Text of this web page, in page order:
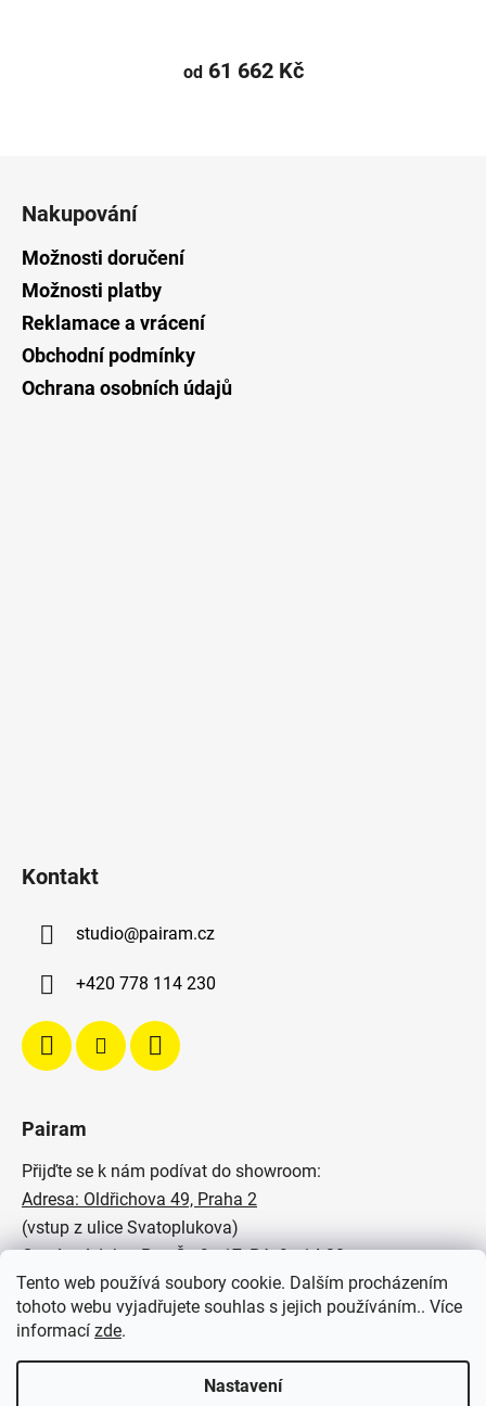
Tento web používá soubory cookie. Dalším procházením
tohoto webu vyjadřujete souhlas s jejich používáním.. Více
informací zde.
Nastavení
od61 662 Kč
Nakupování
Možnosti doručení
Možnosti platby
Reklamace a vrácení
Obchodní podmínky
Ochrana osobních údajů
Kontakt
studio@pairam.cz
+420 778 114 230
Pairam
Přijďte se k nám podívat do showroom:
Adresa: Oldřichova 49, Praha 2
(vstup z ulice Svatoplukova)
Otevírací doba: Po - Čt: 9 - 17, Pá: 9 - 14:30
Podívejte se na naše realizace:
SVĚTELNÉ STUDIO PAIRAM